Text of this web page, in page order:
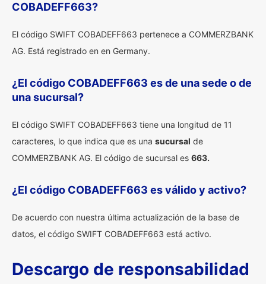
COBADEFF663?
El código SWIFT COBADEFF663 pertenece a COMMERZBANK
AG. Está registrado en en Germany.
¿El código COBADEFF663 es de una sede o de
una sucursal?
El código SWIFT COBADEFF663 tiene una longitud de 11
caracteres, lo que indica que es una sucursal de
COMMERZBANK AG. El código de sucursal es 663.
¿El código COBADEFF663 es válido y activo?
De acuerdo con nuestra última actualización de la base de
datos, el código SWIFT COBADEFF663 está activo.
Descargo de responsabilidad